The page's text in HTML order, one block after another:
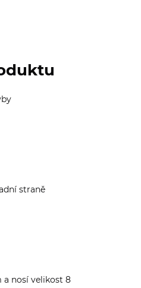
straně
a nosí velikost 8